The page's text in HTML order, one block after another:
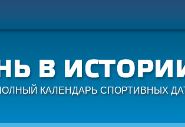
КАЛЕНДАРЬ СПОРТИВНЫХ